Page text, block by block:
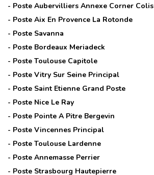
- Poste Aubervilliers Annexe Corner Colis
- Poste Aix En Provence La Rotonde
- Poste Savanna
- Poste Bordeaux Meriadeck
- Poste Toulouse Capitole
- Poste Vitry Sur Seine Principal
- Poste Saint Etienne Grand Poste
- Poste Nice Le Ray
- Poste Pointe A Pitre Bergevin
- Poste Vincennes Principal
- Poste Toulouse Lardenne
- Poste Annemasse Perrier
- Poste Strasbourg Hautepierre